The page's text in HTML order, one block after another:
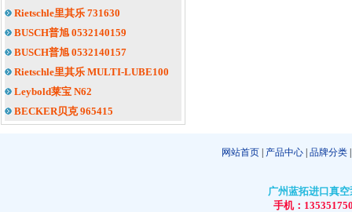
Rietschle里其乐 731630
BUSCH普旭 0532140159
BUSCH普旭 0532140157
Rietschle里其乐 MULTI-LUBE100
Leybold莱宝 N62
BECKER贝克 965415
网站首页 产品中心 品牌分类
广州蓝拓进口真
手机：